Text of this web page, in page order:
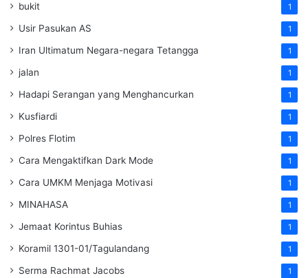
bukit 1
Usir Pasukan AS 1
Iran Ultimatum Negara-negara Tetangga 1
jalan 1
Hadapi Serangan yang Menghancurkan 1
Kusfiardi 1
Polres Flotim 1
Cara Mengaktifkan Dark Mode 1
Cara UMKM Menjaga Motivasi 1
MINAHASA 1
Jemaat Korintus Buhias 1
Koramil 1301-01/Tagulandang 1
Serma Rachmat Jacobs 1